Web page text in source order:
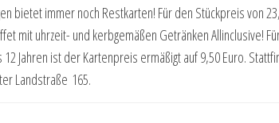
bie­tet immer noch Rest­kar­ten! Für den Stück­preis von
mit uhr­zeit- und kerb­ge­mä­ßen Geträn­ken Allin­clu­si­ve!
Jah­ren ist der Kar­ten­preis ermä­ßigt auf 9,50 Euro.
Land­stra­ße 165.